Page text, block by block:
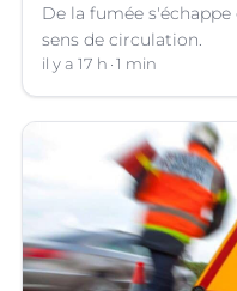
De la fumée
sens de circulation.
il y a 17 h 1 min